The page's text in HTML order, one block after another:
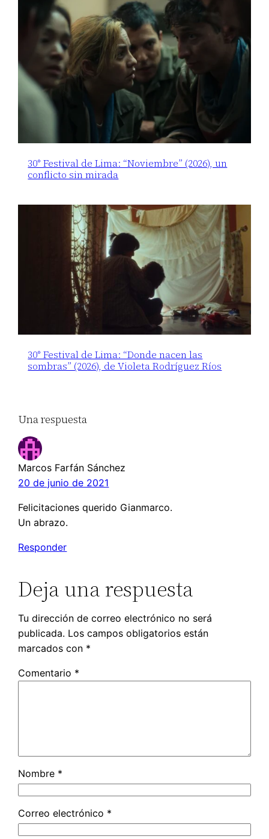
30° Festival de Lima: “Noviembre” (2026), un
conflicto sin mirada
30° Festival de Lima: “Donde nacen las
sombras” (2026), de Violeta Rodríguez Ríos
Una respuesta
Marcos Farfán Sánchez
20 de junio de 2021
Felicitaciones querido Gianmarco.
Un abrazo.
Responder
Deja una respuesta
Tu dirección de correo electrónico no será
publicada. Los campos obligatorios están
marcados con *
Comentario *
Nombre *
Correo electrónico *